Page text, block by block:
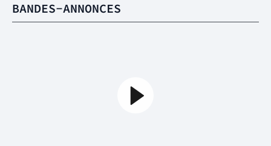
BANDES-ANNONCES